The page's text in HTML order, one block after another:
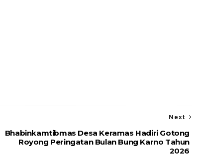
Next
Bhabinkamtibmas Desa Keramas Hadiri Gotong
Royong Peringatan Bulan Bung Karno Tahun
2026